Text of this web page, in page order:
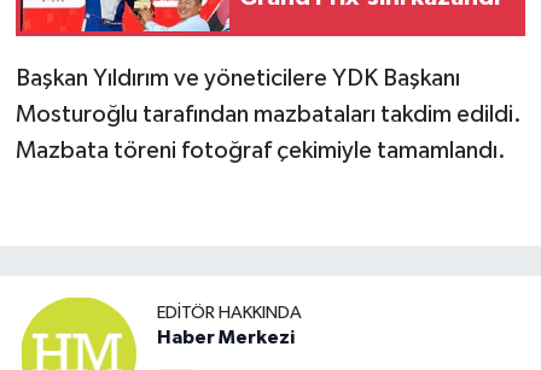
Başkan Yıldırım ve yöneticilere YDK Başkanı
Mosturoğlu tarafından mazbataları takdim edildi.
Mazbata töreni fotoğraf çekimiyle tamamlandı.
EDITÖR HAKKINDA
Haber Merkezi